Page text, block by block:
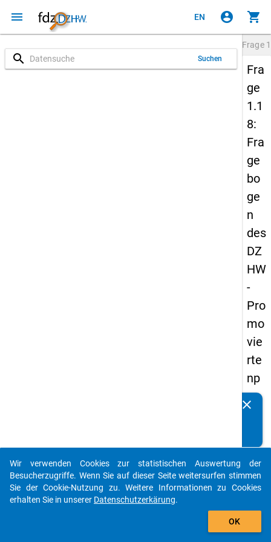
menu EN account_circle shopping_cart
search Suchen
Frage
Fra
ge
1.1
8:
Fra
ge
bo
ge
n
des
DZ
HW
-
Pro
mo
vie
rte
np
an
14
-
drit
clear
auto_stories
add_shopping_cart
Wir verwenden Cookies zur statistischen Auswertung der
Besucherzugriffe. Wenn Sie auf dieser Seite weitersurfen stimmen
Sie der Cookie-Nutzung zu. Weitere Informationen zu Cookies
erhalten Sie in unserer Datenschutzerkärung.
OK